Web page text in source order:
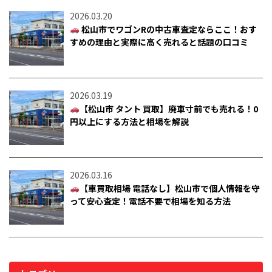
2026.03.20
松山市でワゴンRの中古車査定ならここ！おす
すめの理由と実際に高く売れると話題の口コミ
2026.03.19
【松山市 タント 買取】廃車寸前でも売れる！0
円以上にする方法と相場を解説
2026.03.16
【車買取相場 電話なし】松山市で個人情報を守
って安心査定！電話不要で相場を知る方法